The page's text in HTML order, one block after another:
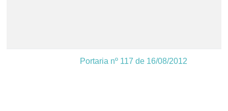
Portaria nº 117 de 16/08/2012